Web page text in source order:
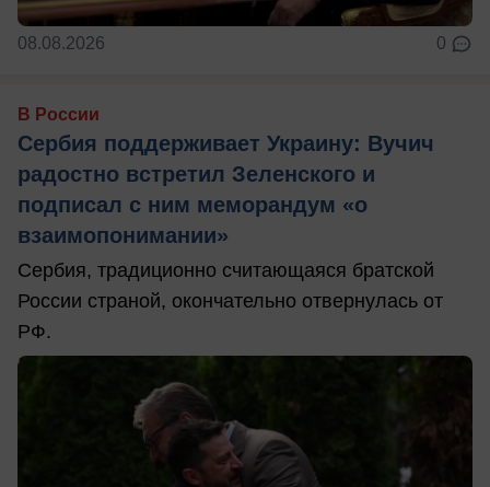
08.08.2026 0
В России
Сербия поддерживает Украину: Вучич
радостно встретил Зеленского и
подписал с ним меморандум «о
взаимопонимании»
Сербия, традиционно считающаяся братской
России страной, окончательно отвернулась от
РФ.